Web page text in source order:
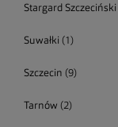
Stargard Szczeciński
Suwałki (1)
Szczecin (9)
Tarnów (2)